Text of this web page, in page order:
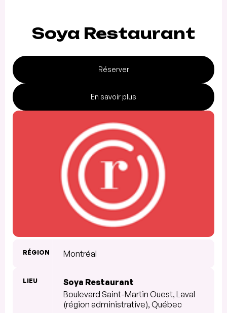
Soya Restaurant
Réserver
En savoir plus
RÉGION Montréal
LIEU
Soya Restaurant
Boulevard Saint-Martin Ouest, Laval
(région administrative), Québec